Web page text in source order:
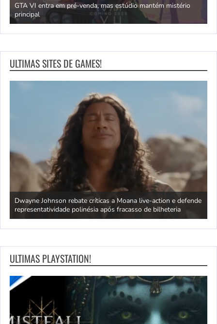
GTA VI entra em pré-venda, mas estúdio mantém mistério
principal
ULTIMAS SITES DE GAMES!
Dwayne Johnson rebate críticas a Moana live-action e defende
representatividade polinésia após fracasso de bilheteria
ULTIMAS PLAYSTATION!